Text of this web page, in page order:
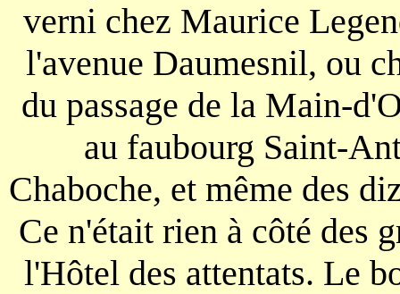
verni chez Maurice
l'avenue Daumesnil, ou
du passage de la Main-
au faubourg Saint-
Chaboche, et même des
Ce n'était rien à côté des
l'Hôtel des attentats. Le